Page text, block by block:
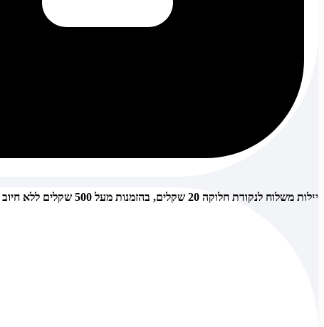
עלות משלוח לנקודת חלוקה 20 שקלים, בהזמנות מעל 500 שקלים ללא חיוב (חינם),